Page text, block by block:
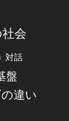
会
対話
盤
違い